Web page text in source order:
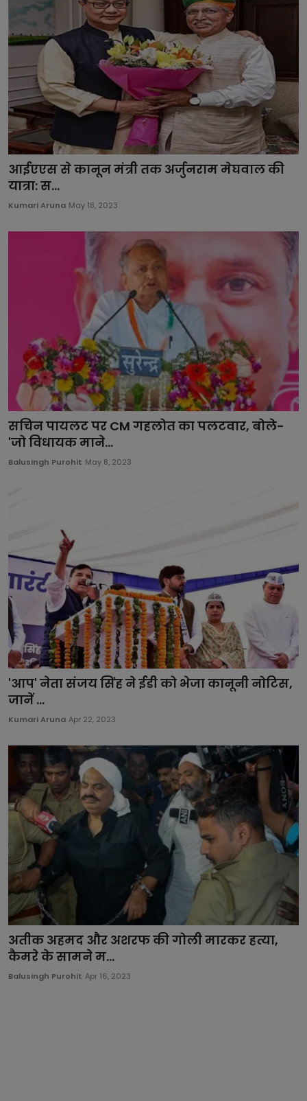
आईएएस से कानून मंत्री तक अर्जुनराम मेघवाल की
यात्रा: स...
Kumari Aruna May 18, 2023
सचिन पायलट पर CM गहलोत का पलटवार, बोले-
'जो विधायक माने...
Balusingh Purohit May 8, 2023
'आप' नेता संजय सिंह ने ईडी को भेजा कानूनी नोटिस,
जानें ...
Kumari Aruna Apr 22, 2023
अतीक अहमद और अशरफ की गोली मारकर हत्या,
कैमरे के सामने म...
Balusingh Purohit Apr 16, 2023